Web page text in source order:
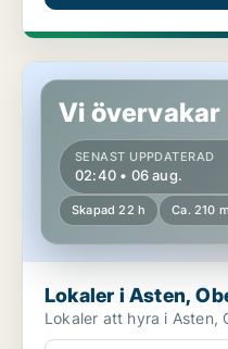
Lokaler i Asten,
Vi övervakar
SENAST UPPDATERAD
02:40 • 06 aug.
Skapad 22 h Ca. 210
Lokaler i Asten,
Lokaler att hyra i Asten,